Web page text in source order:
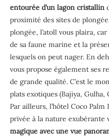
entourée d’un lagon cristallin
proximité des sites de
plongée, l’atoll vous plaira,
de sa faune marine et la
lesquels on peut nager. En
vous propose également ses
de grande qualité. C’est le
plats exotiques (Bajiya, Gulha,
Par ailleurs, l’hôtel Coco
privée à la nature exubérante
magique avec une vue